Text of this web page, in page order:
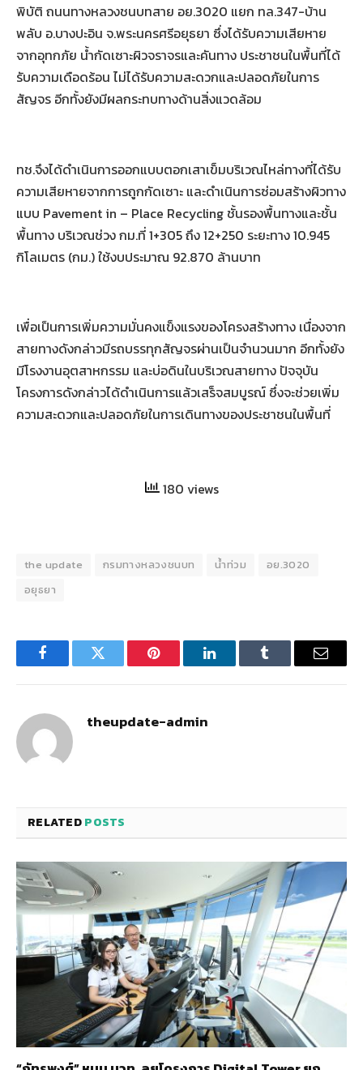
พิบัติ ถนนทางหลวงชนบทสาย อย.3020 แยก ทล.347-บ้าน
พลับ อ.บางปะอิน จ.พระนครศรีอยุธยา ซึ่งได้รับความเสียหาย
จากอุทกภัย น้ำกัดเซาะผิวจราจรและคันทาง ประชาชนในพื้นที่ได้
รับความเดือดร้อน ไม่ได้รับความสะดวกและปลอดภัยในการ
สัญจร อีกทั้งยังมีผลกระทบทางด้านสิ่งแวดล้อม
ทช.จึงได้ดำเนินการออกแบบตอกเสาเข็มบริเวณไหล่ทางที่ได้รับ
ความเสียหายจากการถูกกัดเซาะ และดำเนินการซ่อมสร้างผิวทาง
แบบ Pavement in – Place Recycling ชั้นรองพื้นทางและชั้น
พื้นทาง บริเวณช่วง กม.ที่ 1+305 ถึง 12+250 ระยะทาง 10.945
กิโลเมตร (กม.) ใช้งบประมาณ 92.870 ล้านบาท
เพื่อเป็นการเพิ่มความมั่นคงแข็งแรงของโครงสร้างทาง เนื่องจาก
สายทางดังกล่าวมีรถบรรทุกสัญจรผ่านเป็นจำนวนมาก อีกทั้งยัง
มีโรงงานอุตสาหกรรม และบ่อดินในบริเวณสายทาง ปัจจุบัน
โครงการดังกล่าวได้ดำเนินการแล้วเสร็จสมบูรณ์ ซึ่งจะช่วยเพิ่ม
ความสะดวกและปลอดภัยในการเดินทางของประชาชนในพื้นที่
180 views
the update กรมทางหลวงชนบท น้ำท่วม
อย.3020
อยุธยา
FacebookTwitter Pinterest LinkedInTumblr Email
theupdate-admin
RELATEDPOSTS